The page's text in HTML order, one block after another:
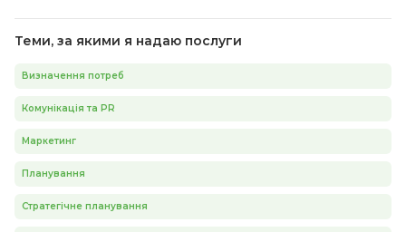
Теми, за якими я надаю послуги
Визначення потреб
Комунікація та PR
Маркетинг
Планування
Стратегічне планування